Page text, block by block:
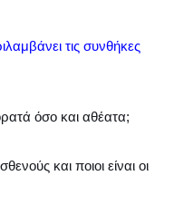
τις συνθήκες
όσο και αθέατα;
και ποιοι είναι οι